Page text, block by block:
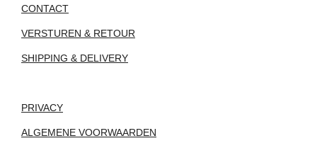
CONTACT
VERSTUREN & RETOUR
SHIPPING & DELIVERY
PRIVACY
ALGEMENE VOORWAARDEN